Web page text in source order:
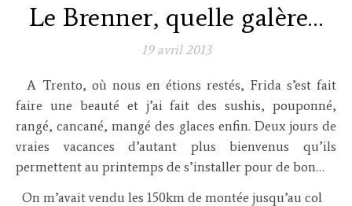
Le Brenner, quelle galère…
19 avril 2013
A Trento, où nous en étions restés, Frida s’est fait
faire une beauté et j’ai fait des sushis, pouponné,
rangé, cancané, mangé des glaces enfin. Deux jours de
vraies vacances d’autant plus bienvenus qu’ils
permettent au printemps de s’installer pour de bon…
On m’avait vendu les 150km de montée jusqu’au col